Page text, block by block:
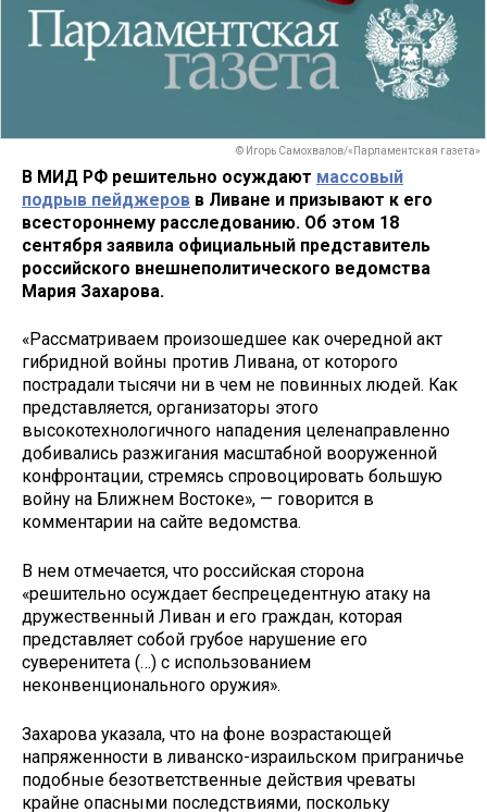
© Игорь Самохвалов/«Парламентская газета»
В МИД РФ решительно осуждают массовый
подрыв пейджеров в Ливане и призывают к его
всестороннему расследованию. Об этом 18
сентября заявила официальный представитель
российского внешнеполитического ведомства
Мария Захарова.
«Рассматриваем произошедшее как очередной акт
гибридной войны против Ливана, от которого
пострадали тысячи ни в чем не повинных людей. Как
представляется, организаторы этого
высокотехнологичного нападения целенаправленно
добивались разжигания масштабной вооруженной
конфронтации, стремясь спровоцировать большую
войну на Ближнем Востоке», — говорится в
комментарии на сайте ведомства.
В нем отмечается, что российская сторона
«решительно осуждает беспрецедентную атаку на
дружественный Ливан и его граждан, которая
представляет собой грубое нарушение его
суверенитета (…) с использованием
неконвенционального оружия».
Захарова указала, что на фоне возрастающей
напряженности в ливанско-израильском приграничье
подобные безответственные действия чреваты
крайне опасными последствиями, поскольку